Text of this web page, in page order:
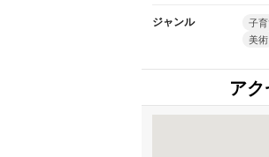
ジャンル 子
美術
ア